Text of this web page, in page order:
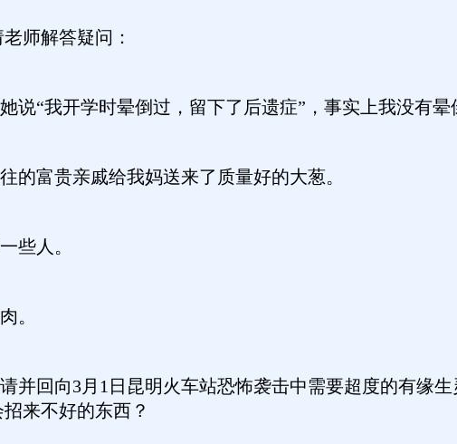
师解答疑问：
说“我开学时晕倒过，留下了后遗症”，事实上我没有晕
的富贵亲戚给我妈送来了质量好的大葱。
些人。
。
并回向3月1日昆明火车站恐怖袭击中需要超度的有缘
来不好的东西？